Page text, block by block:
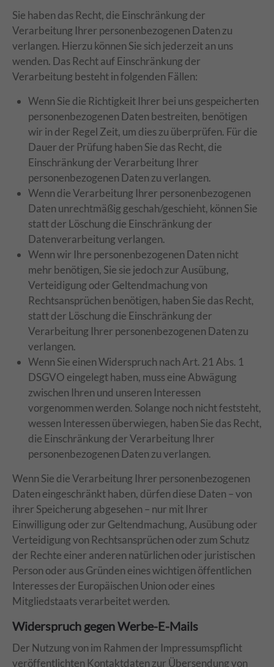
Sie haben das Recht, die Einschränkung der
Verarbeitung Ihrer personenbezogenen Daten zu
verlangen. Hierzu können Sie sich jederzeit an uns
wenden. Das Recht auf Einschränkung der
Verarbeitung besteht in folgenden Fällen:
Wenn Sie die Richtigkeit Ihrer bei uns gespeicherten
personenbezogenen Daten bestreiten, benötigen
wir in der Regel Zeit, um dies zu überprüfen. Für die
Dauer der Prüfung haben Sie das Recht, die
Einschränkung der Verarbeitung Ihrer
personenbezogenen Daten zu verlangen.
Wenn die Verarbeitung Ihrer personenbezogenen
Daten unrechtmäßig geschah/geschieht, können Sie
statt der Löschung die Einschränkung der
Datenverarbeitung verlangen.
Wenn wir Ihre personenbezogenen Daten nicht
mehr benötigen, Sie sie jedoch zur Ausübung,
Verteidigung oder Geltendmachung von
Rechtsansprüchen benötigen, haben Sie das Recht,
statt der Löschung die Einschränkung der
Verarbeitung Ihrer personenbezogenen Daten zu
verlangen.
Wenn Sie einen Widerspruch nach Art. 21 Abs. 1
DSGVO eingelegt haben, muss eine Abwägung
zwischen Ihren und unseren Interessen
vorgenommen werden. Solange noch nicht feststeht,
wessen Interessen überwiegen, haben Sie das Recht,
die Einschränkung der Verarbeitung Ihrer
personenbezogenen Daten zu verlangen.
Wenn Sie die Verarbeitung Ihrer personenbezogenen
Daten eingeschränkt haben, dürfen diese Daten – von
ihrer Speicherung abgesehen – nur mit Ihrer
Einwilligung oder zur Geltendmachung, Ausübung oder
Verteidigung von Rechtsansprüchen oder zum Schutz
der Rechte einer anderen natürlichen oder juristischen
Person oder aus Gründen eines wichtigen öffentlichen
Interesses der Europäischen Union oder eines
Mitgliedstaats verarbeitet werden.
Widerspruch gegen Werbe-E-Mails
Der Nutzung von im Rahmen der Impressumspflicht
veröffentlichten Kontaktdaten zur Übersendung von